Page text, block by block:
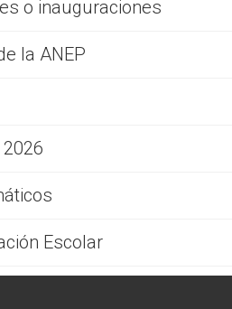
o inauguraciones
la ANEP
Escolar